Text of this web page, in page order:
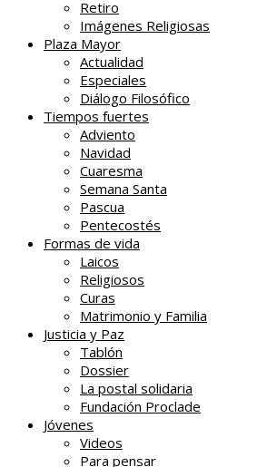
Retiro
Imágenes Religiosas
Plaza Mayor
Actualidad
Especiales
Diálogo Filosófico
Tiempos fuertes
Adviento
Navidad
Cuaresma
Semana Santa
Pascua
Pentecostés
Formas de vida
Laicos
Religiosos
Curas
Matrimonio y Familia
Justicia y Paz
Tablón
Dossier
La postal solidaria
Fundación Proclade
Jóvenes
Videos
Para pensar